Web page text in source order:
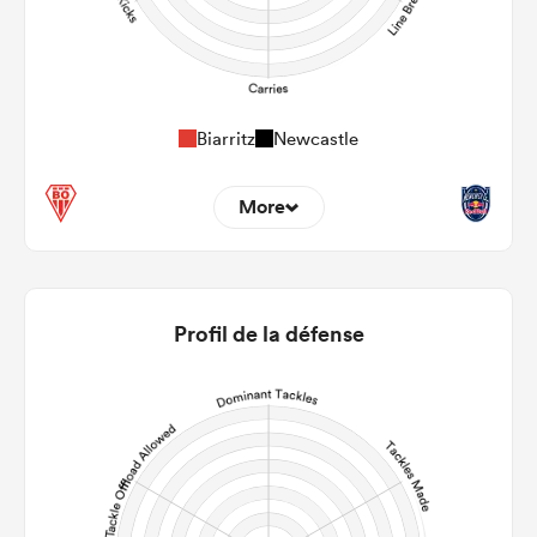
Biarritz Newcastle
More
22m Conversion
Carries
Kicks
Profil de la défense